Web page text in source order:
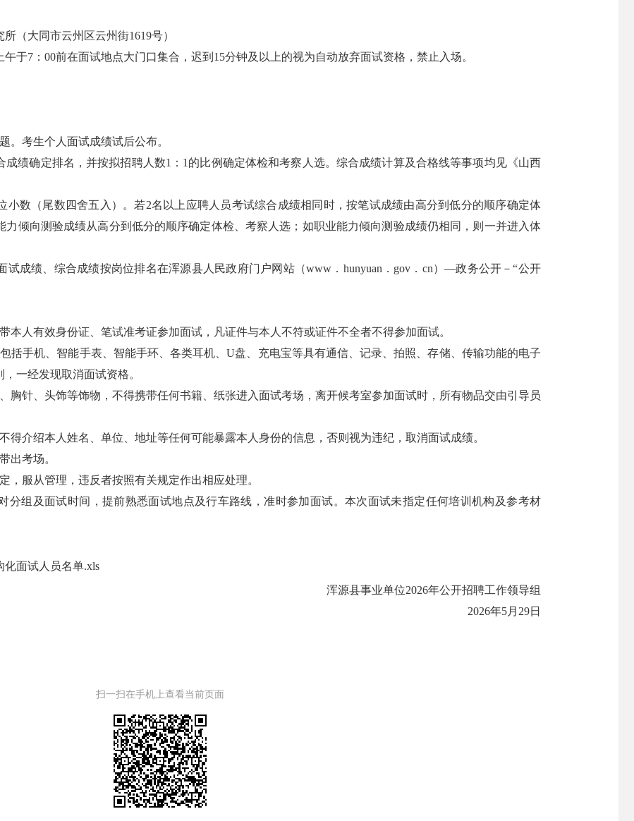
（大同市云州区云州街1619号）
于7：00前在面试地点大门口集合，迟到15分钟及以上的视为自动放弃面试资格，禁止入场。
。考生个人面试成绩试后公布。
绩确定排名，并按拟招聘人数1：1的比例确定体检和考察人选。综合成绩计算及合格线等事项均见《山西
小数（尾数四舍五入）。若2名以上应聘人员考试综合成绩相同时，按笔试成绩由高分到低分的顺序确定体
倾向测验成绩从高分到低分的顺序确定体检、考察人选；如职业能力倾向测验成绩仍相同，则一并进入体
试成绩、综合成绩按岗位排名在浑源县人民政府门户网站（www．hunyuan．gov．cn）—政务公开－“公开
本人有效身份证、笔试准考证参加面试，凡证件与本人不符或证件不全者不得参加面试。
括手机、智能手表、智能手环、各类耳机、U盘、充电宝等具有通信、记录、拍照、存储、传输功能的电子
一经发现取消面试资格。
胸针、头饰等饰物，不得携带任何书籍、纸张进入面试考场，离开候考室参加面试时，所有物品交由引导员
得介绍本人姓名、单位、地址等任何可能暴露本人身份的信息，否则视为违纪，取消面试成绩。
出考场。
，服从管理，违反者按照有关规定作出相应处理。
分组及面试时间，提前熟悉面试地点及行车路线，准时参加面试。本次面试未指定任何培训机构及参考材
化面试人员名单.xls
浑源县事业单位2026年公开招聘工作领导组
2026年5月29日
扫一扫在手机上查看当前页面